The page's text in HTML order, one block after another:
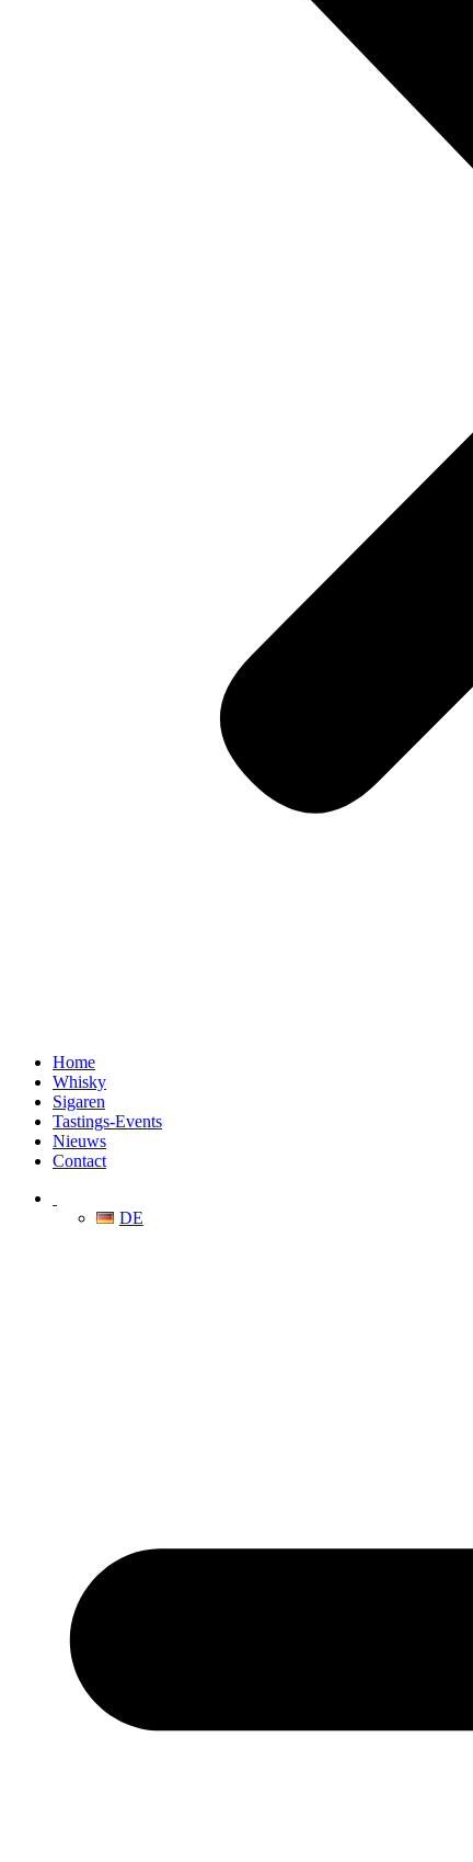
Home
Whisky
Sigaren
Tastings-Events
Nieuws
Contact
DE